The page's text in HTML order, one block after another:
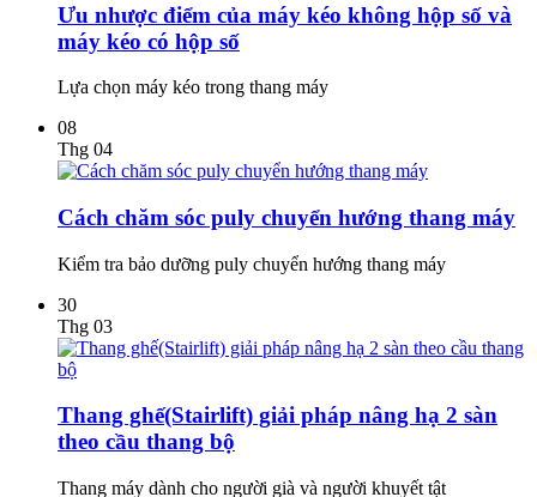
Ưu nhược điểm của máy kéo không hộp số và
máy kéo có hộp số
Lựa chọn máy kéo trong thang máy
08
Thg 04
Cách chăm sóc puly chuyển hướng thang máy
Kiểm tra bảo dưỡng puly chuyển hướng thang máy
30
Thg 03
Thang ghế(Stairlift) giải pháp nâng hạ 2 sàn
theo cầu thang bộ
Thang máy dành cho người già và người khuyết tật